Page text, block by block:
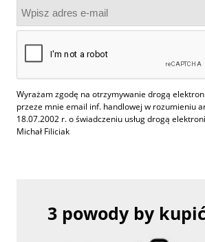
Wyrażam zgodę na otrzymywanie drogą
przeze mnie email inf. handlowej w rozumieniu
18.07.2002 r. o świadczeniu usług drogą
Michał Filiciak
3 powody by